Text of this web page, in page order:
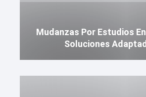
Mudanzas Por Estudios
Soluciones